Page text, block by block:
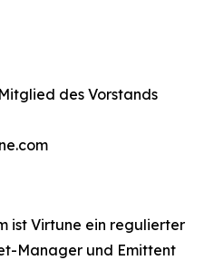
des Vorstands
ist Virtune ein regulierter
Manager und Emittent